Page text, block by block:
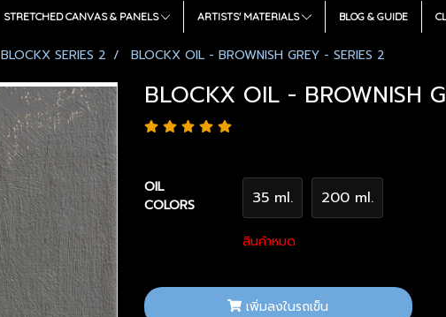
STRETCHED CANVAS & PANELS ARTISTS' MATERIALS BLOG & GUIDE
BLOCKX SERIES 2 BLOCKX OIL - BROWNISH GREY - SERIES 2
BLOCKX OIL - BROWNISH
OIL
COLORS
35 ml. 200 ml.
สินค้าหมด
เพิ่มลงในรถเข็น